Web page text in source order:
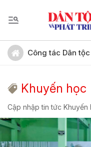
Công tác Dân tộc
Khuyến học
Cập nhập tin tức Khuyến